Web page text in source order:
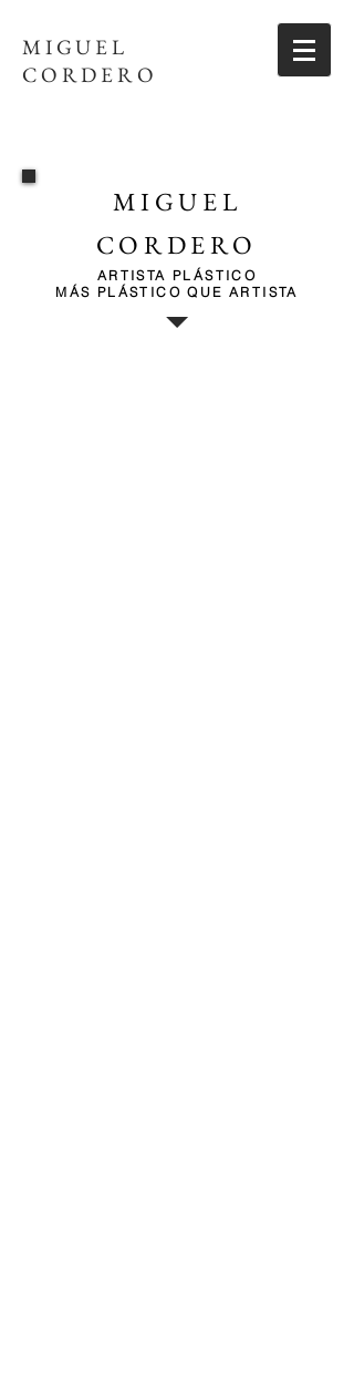
MIGUEL
CORDERO
MIGUEL
CORDERO
ARTISTA PLÁSTICO
MÁS PLÁSTICO QUE ARTISTA